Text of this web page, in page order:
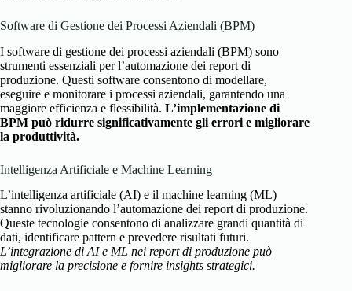
Software di Gestione dei Processi Aziendali (BPM)
I software di gestione dei processi aziendali (BPM) sono
strumenti essenziali per l’automazione dei report di
produzione. Questi software consentono di modellare,
eseguire e monitorare i processi aziendali, garantendo una
maggiore efficienza e flessibilità. L’implementazione di
BPM può ridurre significativamente gli errori e migliorare
la produttività.
Intelligenza Artificiale e Machine Learning
L’intelligenza artificiale (AI) e il machine learning (ML)
stanno rivoluzionando l’automazione dei report di produzione.
Queste tecnologie consentono di analizzare grandi quantità di
dati, identificare pattern e prevedere risultati futuri.
L’integrazione di AI e ML nei report di produzione può
migliorare la precisione e fornire insights strategici.